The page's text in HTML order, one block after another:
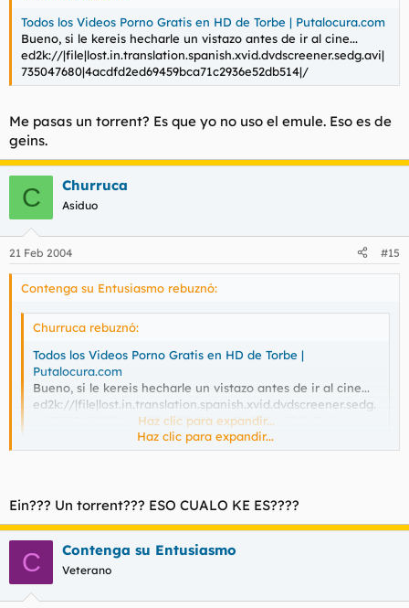
Todos los Videos Porno Gratis en HD de Torbe | Putalocura.com
Bueno, si le kereis hecharle un vistazo antes de ir al cine...
ed2k://|file|lost.in.translation.spanish.xvid.dvdscreener.sedg.avi|
735047680|4acdfd2ed69459bca71c2936e52db514|/
Me pasas un torrent? Es que yo no uso el emule. Eso es de
geins.
C Churruca
Asiduo
21 Feb 2004 #15
Contenga su Entusiasmo rebuznó:
Churruca rebuznó:
Todos los Videos Porno Gratis en HD de Torbe |
Putalocura.com
Bueno, si le kereis hecharle un vistazo antes de ir al cine...
ed2k://|file|lost.in.translation.spanish.xvid.dvdscreener.sedg.
avi|735047680|4acdfd2ed69459bca71c2936e52db514|/
Haz clic para expandir...
Haz clic para expandir...
Ein??? Un torrent??? ESO CUALO KE ES????
C Contenga su Entusiasmo
Veterano